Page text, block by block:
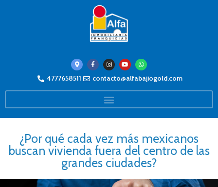
4777658511 contacto@alfabajiogold.com
¿Por qué cada vez más mexicanos
buscan vivienda fuera del centro de las
grandes ciudades?